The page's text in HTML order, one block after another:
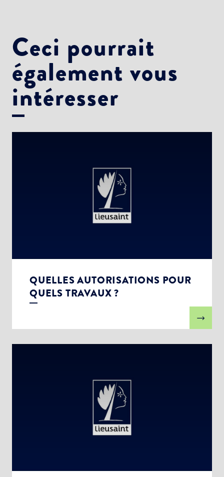
Ceci pourrait
également vous
intéresser
QUELLES AUTORISATIONS POUR
QUELS TRAVAUX ?
Newsletter Culture
Newsletter Sport et Vie associative